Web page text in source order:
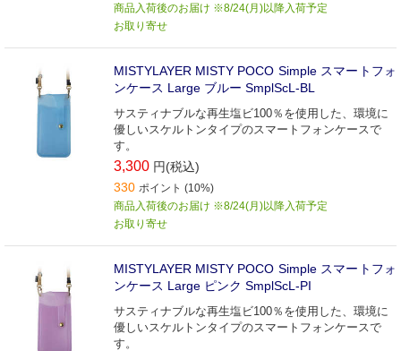
商品入荷後のお届け ※8/24(月)以降入荷予定
お取り寄せ
MISTYLAYER MISTY POCO Simple スマートフォ
ンケース Large ブルー SmplScL-BL
サスティナブルな再生塩ビ100％を使用した、環境に
優しいスケルトンタイプのスマートフォンケースで
す。
3,300 円(税込)
330 ポイント (10%)
商品入荷後のお届け ※8/24(月)以降入荷予定
お取り寄せ
MISTYLAYER MISTY POCO Simple スマートフォ
ンケース Large ピンク SmplScL-PI
サスティナブルな再生塩ビ100％を使用した、環境に
優しいスケルトンタイプのスマートフォンケースで
す。